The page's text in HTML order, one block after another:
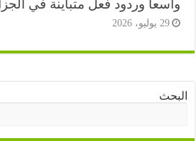
وردود فعل متباينة في الجزائر